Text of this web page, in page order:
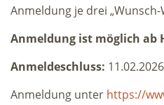
Anmeldung je drei „Wunsch-
Anmeldung ist möglich ab
Anmeldeschluss: 11.02.2026
Anmeldung unter https://